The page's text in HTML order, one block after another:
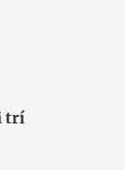
trí